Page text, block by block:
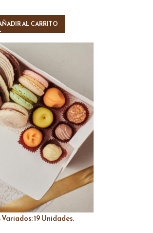
AL CARRITO
19 Unidades.